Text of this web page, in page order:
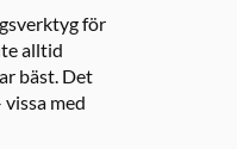
för
alltid
bäst. Det
med